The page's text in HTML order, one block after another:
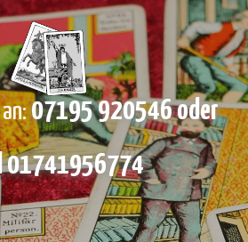
an:07195 920546 oder
01741956774